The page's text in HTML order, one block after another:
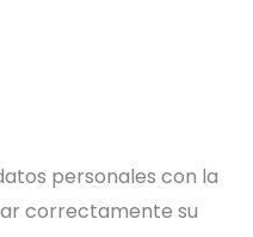
personales con la
correctamente su